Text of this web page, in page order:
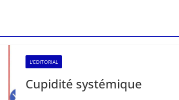
L'EDITORIAL
Cupidité systémique